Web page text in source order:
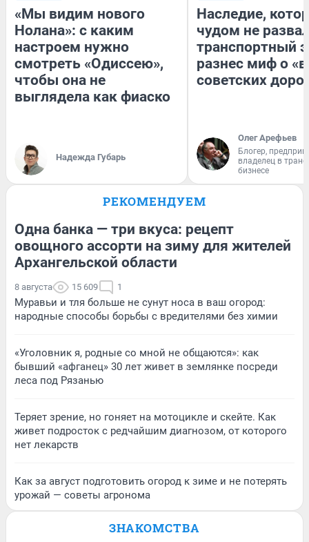
«Мы видим нового
Нолана»: с каким
настроем нужно
смотреть «Одиссею»,
чтобы она не
выглядела как фиаско
Надежда Губарь
Наследие,
чудом не
транспортный
разнес миф о
советских
Олег Арефьев
Блогер,
владелец в
бизнесе
РЕКОМЕНДУЕМ
Одна банка — три вкуса: рецепт
овощного ассорти на зиму для жителей
Архангельской области
8 августа 15 609 1
Муравьи и тля больше не сунут носа в ваш огород:
народные способы борьбы с вредителями без химии
«Уголовник я, родные со мной не общаются»: как
бывший «афганец» 30 лет живет в землянке посреди
леса под Рязанью
Теряет зрение, но гоняет на мотоцикле и скейте. Как
живет подросток с редчайшим диагнозом, от которого
нет лекарств
Как за август подготовить огород к зиме и не потерять
урожай — советы агронома
ЗНАКОМСТВА